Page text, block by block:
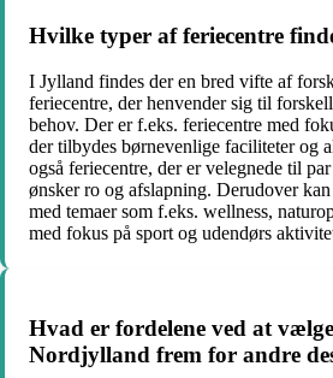
Hvilke typer af feriecentre
I Jylland findes der en bred vifte af
feriecentre, der henvender sig til
behov. Der er f.eks. feriecentre med
der tilbydes børnevenlige faciliteter og
også feriecentre, der er velegnede til
ønsker ro og afslapning. Derudover
med temaer som f.eks. wellness,
med fokus på sport og udendørs
Hvad er fordelene ved at
Nordjylland frem for andre